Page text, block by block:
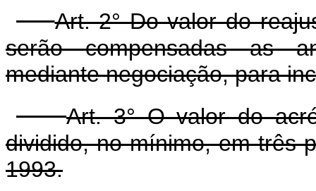
Art. 2° Do valor do
serão compensadas as
mediante negociação, para
Art. 3° O valor do
dividido, no mínimo, em três
1993.